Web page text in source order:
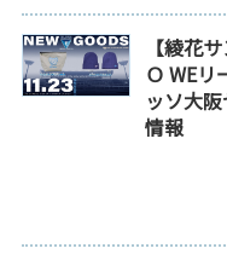
【綾花
Ｏ WE
ッソ大
情報